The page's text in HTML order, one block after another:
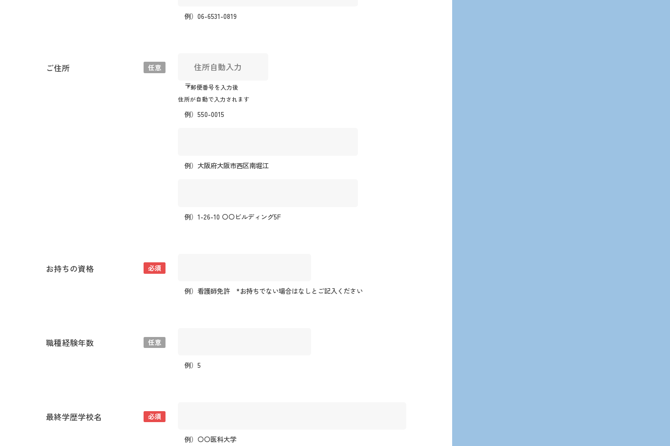
例）06-6531-0819
ご住所
任意
〒
*郵便番号を入力後
住所が自動で入力されます
例）550-0015
例）大阪府大阪市西区南堀江
例）1-26-10 〇〇ビルディング5F
お持ちの資格 必須
例）看護師免許 *お持ちでない場合はなしとご記入ください
職種経験年数 任意
例）5
最終学歴学校名 必須
例）〇〇医科大学